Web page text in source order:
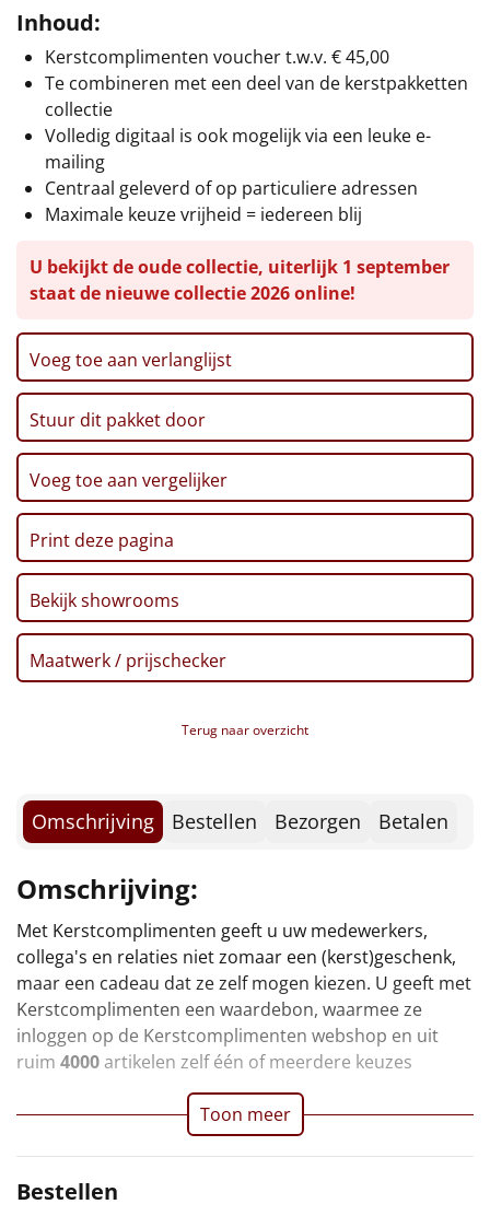
Luxe
Mannen
Vrouwen
Duurzaam
Goedkope
Uniek
Alle thema's
Artikel
Hitster NIEUW
Pizzarette
Tas
Wake up light
NIEUW
Slowcooker POPULAIR
Deken (fleece plaid)
Alle artikelen
Overige
Ideeën
Doe het zelf
Inhoud:
Kerstcomplimenten voucher t.w.v. € 45,00
Te combineren met een deel van de kerstpakketten
collectie
Volledig digitaal is ook mogelijk via een leuke e-
mailing
Centraal geleverd of op particuliere adressen
Maximale keuze vrijheid = iedereen blij
U bekijkt de oude collectie, uiterlijk 1 september
staat de nieuwe collectie 2026 online!
Voeg toe aan verlanglijst
Stuur dit pakket door
Voeg toe aan vergelijker
Print deze pagina
Bekijk showrooms
Maatwerk / prijschecker
Terug naar overzicht
Omschrijving Bestellen Bezorgen Betalen
Omschrijving:
Met Kerstcomplimenten geeft u uw medewerkers,
collega's en relaties niet zomaar een (kerst)geschenk,
maar een cadeau dat ze zelf mogen kiezen. U geeft met
Kerstcomplimenten een waardebon, waarmee ze
inloggen op de Kerstcomplimenten webshop en uit
ruim 4000artikelen zelf één of meerdere keuzes
Toon meer
Bestellen